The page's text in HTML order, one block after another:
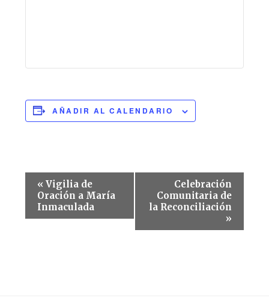
AÑADIR AL CALENDARIO
Navegación
del
Evento
« Vigilia de
Oración a María
Inmaculada
Celebración
Comunitaria de
la Reconciliación
»